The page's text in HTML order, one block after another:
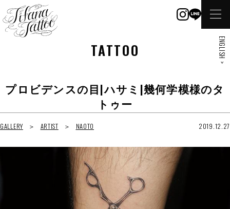
TATTOO
プロビデンスの目|ハサミ|幾何学模様のタ
トゥー
GALLERY ARTIST NAOTO 2019.12.27
ENGLISH >